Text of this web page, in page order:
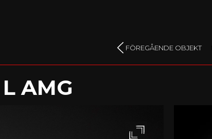
FÖREGÅENDE OBJEKT
AMG